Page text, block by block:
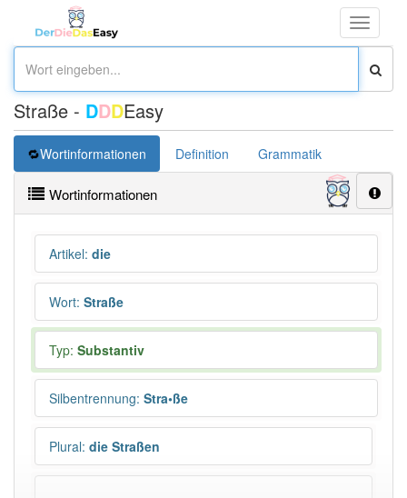
Toggle
Straße - DDDEasy
Wortinformationen Definition Grammatik
Wortinformationen
Artikel: die
Wort: Straße
Typ: Substantiv
Silbentrennung: Stra•ße
Plural: die Straßen